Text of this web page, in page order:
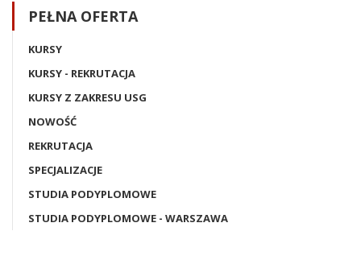
PEŁNA OFERTA
KURSY
KURSY - REKRUTACJA
KURSY Z ZAKRESU USG
NOWOŚĆ
REKRUTACJA
SPECJALIZACJE
STUDIA PODYPLOMOWE
STUDIA PODYPLOMOWE - WARSZAWA